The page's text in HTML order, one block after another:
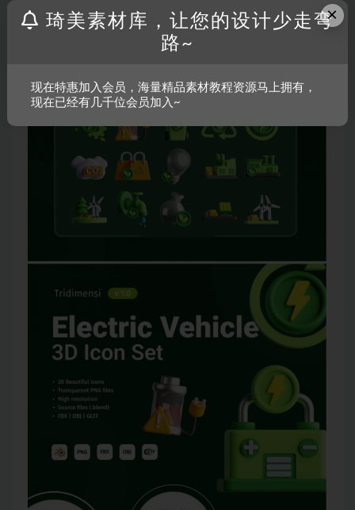
×
琦美素材库，让您的设计少走弯
路~
现在特惠加入会员，海量精品素材教程资源马上拥有，
现在已经有几千位会员加入~